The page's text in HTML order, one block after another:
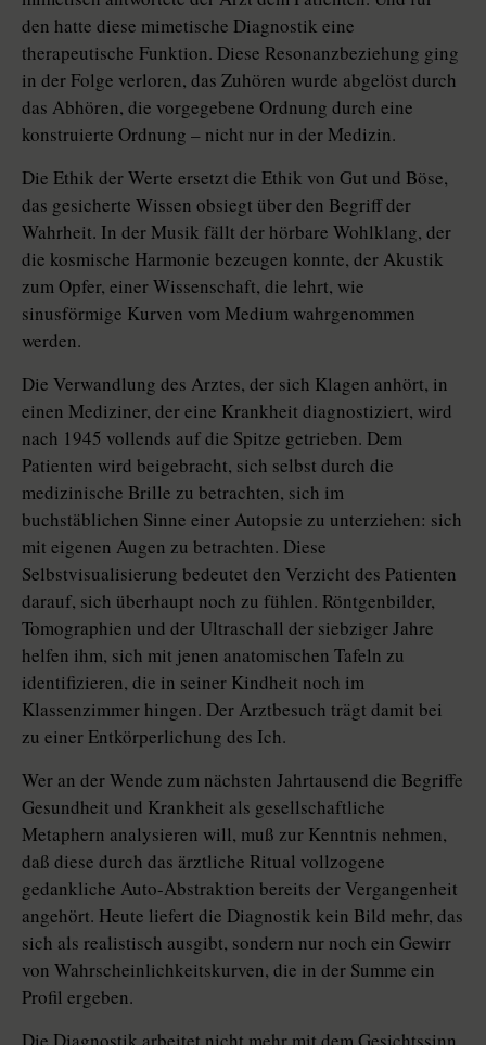
den hatte diese mimetische Diagnostik eine
therapeutische Funktion. Diese Resonanzbeziehung ging
in der Folge verloren, das Zuhören wurde abgelöst durch
das Abhören, die vorgegebene Ordnung durch eine
konstruierte Ordnung – nicht nur in der Medizin.
Die Ethik der Werte ersetzt die Ethik von Gut und Böse,
das gesicherte Wissen obsiegt über den Begriff der
Wahrheit. In der Musik fällt der hörbare Wohlklang, der
die kosmische Harmonie bezeugen konnte, der Akustik
zum Opfer, einer Wissenschaft, die lehrt, wie
sinusförmige Kurven vom Medium wahrgenommen
werden.
Die Verwandlung des Arztes, der sich Klagen anhört, in
einen Mediziner, der eine Krankheit diagnostiziert, wird
nach 1945 vollends auf die Spitze getrieben. Dem
Patienten wird beigebracht, sich selbst durch die
medizinische Brille zu betrachten, sich im
buchstäblichen Sinne einer Autopsie zu unterziehen: sich
mit eigenen Augen zu betrachten. Diese
Selbstvisualisierung bedeutet den Verzicht des Patienten
darauf, sich überhaupt noch zu fühlen. Röntgenbilder,
Tomographien und der Ultraschall der siebziger Jahre
helfen ihm, sich mit jenen anatomischen Tafeln zu
identifizieren, die in seiner Kindheit noch im
Klassenzimmer hingen. Der Arztbesuch trägt damit bei
zu einer Entkörperlichung des Ich.
Wer an der Wende zum nächsten Jahrtausend die Begriffe
Gesundheit und Krankheit als gesellschaftliche
Metaphern analysieren will, muß zur Kenntnis nehmen,
daß diese durch das ärztliche Ritual vollzogene
gedankliche Auto-Abstraktion bereits der Vergangenheit
angehört. Heute liefert die Diagnostik kein Bild mehr, das
sich als realistisch ausgibt, sondern nur noch ein Gewirr
von Wahrscheinlichkeitskurven, die in der Summe ein
Profil ergeben.